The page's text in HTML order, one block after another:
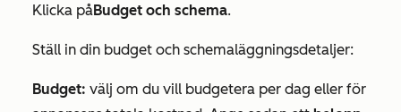
Klicka påBudget och schema.
Ställ in din budget och schemaläggningsdetaljer:
Budget: välj om du vill budgetera per dag eller för